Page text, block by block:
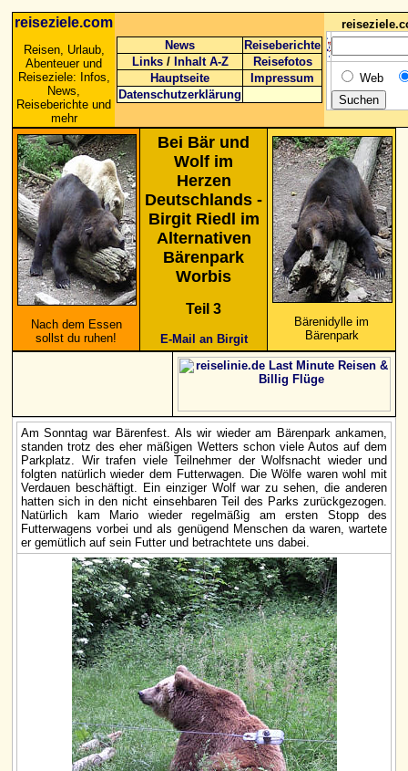
reiseziele.com
Reisen, Urlaub,
Abenteuer und
Reiseziele: Infos,
News,
Reiseberichte und
mehr
News
Reiseberichte
Links / Inhalt A-Z
Reisefotos
Hauptseite
Impressum
Datenschutzerklärung
Web
Nach dem Essen
sollst du ruhen!
Bei Bär und
Wolf im
Herzen
Deutschlands -
Birgit Riedl im
Alternativen
Bärenpark
Worbis
Teil 3
E-Mail an Birgit
Bärenidylle im
Bärenpark
Am Sonntag war Bärenfest. Als wir wieder am Bärenpark ankamen,
standen trotz des eher mäßigen Wetters schon viele Autos auf dem
Parkplatz. Wir trafen viele Teilnehmer der Wolfsnacht wieder und
folgten natürlich wieder dem Futterwagen. Die Wölfe waren wohl mit
Verdauen beschäftigt. Ein einziger Wolf war zu sehen, die anderen
hatten sich in den nicht einsehbaren Teil des Parks zurückgezogen.
Natürlich kam Mario wieder regelmäßig am ersten Stopp des
Futterwagens vorbei und als genügend Menschen da waren, wartete
er gemütlich auf sein Futter und betrachtete uns dabei.